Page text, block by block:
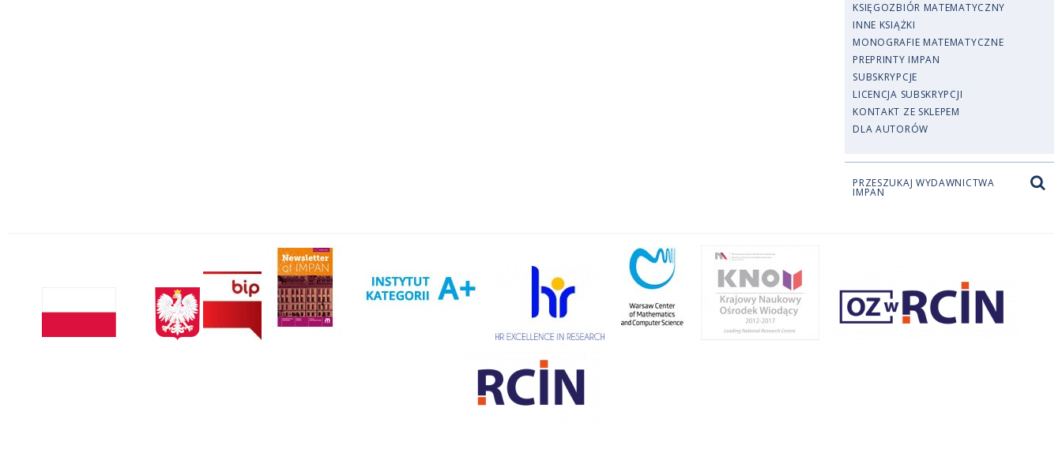
KSIĘGOZBIÓR MATEMATYCZNY
INNE KSIĄŻKI
MONOGRAFIE MATEMATYCZNE
PREPRINTY IMPAN
SUBSKRYPCJE
LICENCJA SUBSKRYPCJI
KONTAKT ZE SKLEPEM
DLA AUTORÓW
PRZESZUKAJ WYDAWNICTWA
IMPAN